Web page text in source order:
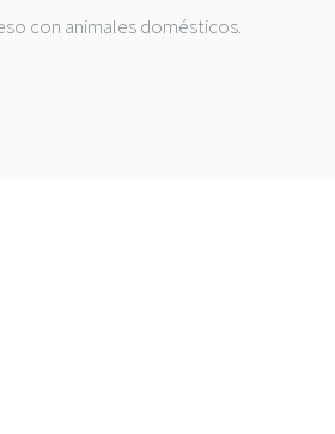
con animales domésticos.